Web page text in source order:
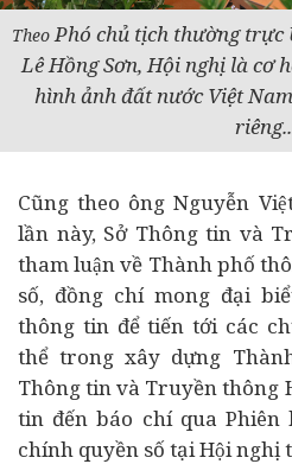
TheoPhó chủ tịch thường trực
Lê Hồng Sơn, Hội nghị là cơ
hình ảnh đất nước Việt
Cũng theo ông Nguyễn
lần này, Sở Thông tin và
tham luận về Thành phố
số, đồng chí mong đại
thông tin để tiến tới các
thể trong xây dựng
Thông tin và Truyền thông
tin đến báo chí qua Phiên
chính quyền số tại Hội nghị